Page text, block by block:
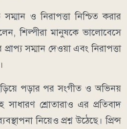
ও নিরাপত্তা নিশ্চিত করার
শিল্পীরা মানুষকে ভালোবেসে
সম্মান দেওয়া এবং নিরাপত্তা
পড়ার পর সংগীত ও অভিনয়
সাধারণ শ্রোতারাও এর প্রতিবাদ
নিয়েও প্রশ্ন উঠেছে। প্রিন্স